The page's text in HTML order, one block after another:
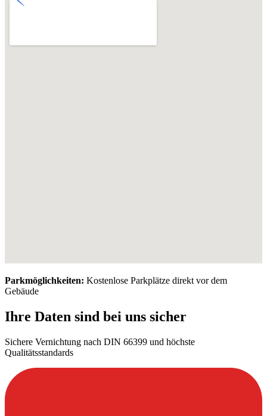
Parkmöglichkeiten: Kostenlose Parkplätze direkt vor dem
Gebäude
Ihre Daten sind bei uns sicher
Sichere Vernichtung nach DIN 66399 und höchste
Qualitätsstandards